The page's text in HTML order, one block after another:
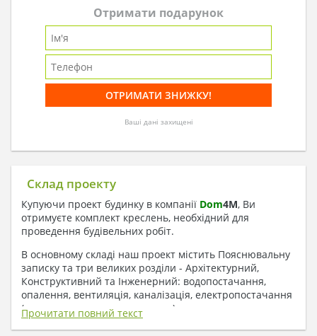
Отримати подарунок
Ваші дані захищені
Склад проекту
Купуючи проект будинку в компанії Dom4M, Ви
отримуєте комплект креслень, необхідний для
проведення будівельних робіт.
В основному складі наш проект містить Пояснювальну
записку та три великих розділи - Архітектурний,
Конструктивний та Інженерний: водопостачання,
опалення, вентиляція, каналізація, електропостачання
( купується за додаткову плату ).
Прочитати повний текст